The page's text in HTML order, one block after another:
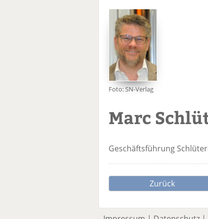
Foto: SN-Verlag
Marc
Geschäftsführung
Zurück